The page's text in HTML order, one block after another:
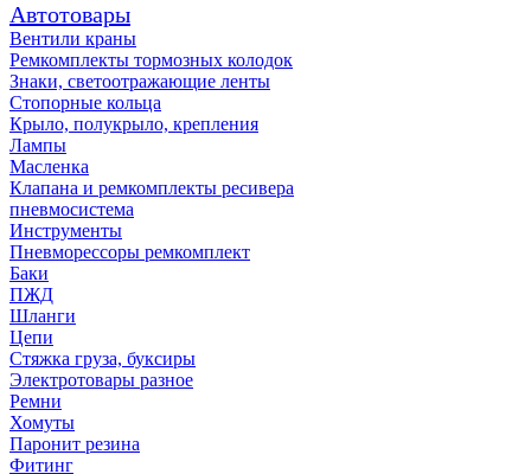
Автотовары
Вентили краны
Ремкомплекты тормозных колодок
Знаки, светоотражающие ленты
Стопорные кольца
Крыло, полукрыло, крепления
Лампы
Масленка
Клапана и ремкомплекты ресивера
пневмосистема
Инструменты
Пневморессоры ремкомплект
Баки
ПЖД
Шланги
Цепи
Стяжка груза, буксиры
Электротовары разное
Ремни
Хомуты
Паронит резина
Фитинг